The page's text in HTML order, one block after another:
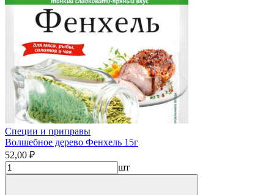
Специи и приправы
Волшебное дерево Фенхель 15г
52,00 ₽
шт